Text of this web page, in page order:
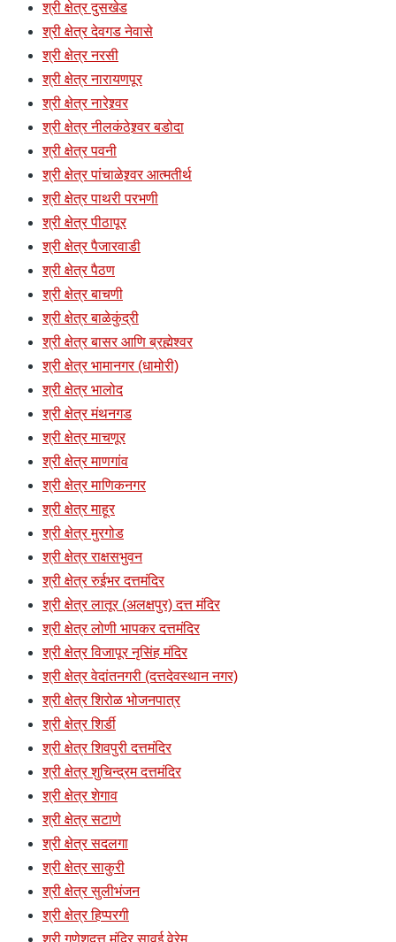
श्री क्षेत्र दुसखेड
श्री क्षेत्र देवगड नेवासे
श्री क्षेत्र नरसी
श्री क्षेत्र नारायणपूर
श्री क्षेत्र नारेश्र्वर
श्री क्षेत्र नीलकंठेश्र्वर बडोदा
श्री क्षेत्र पवनी
श्री क्षेत्र पांचाळेश्र्वर आत्मतीर्थ
श्री क्षेत्र पाथरी परभणी
श्री क्षेत्र पीठापूर
श्री क्षेत्र पैजारवाडी
श्री क्षेत्र पैठण
श्री क्षेत्र बाचणी
श्री क्षेत्र बाळेकुंद्री
श्री क्षेत्र बासर आणि ब्रह्मेश्वर
श्री क्षेत्र भामानगर (धामोरी)
श्री क्षेत्र भालोद
श्री क्षेत्र मंथनगड
श्री क्षेत्र माचणूर
श्री क्षेत्र माणगांव
श्री क्षेत्र माणिकनगर
श्री क्षेत्र माहूर
श्री क्षेत्र मुरगोड
श्री क्षेत्र राक्षसभुवन
श्री क्षेत्र रुईभर दत्तमंदिर
श्री क्षेत्र लातूर (अलक्षपुर) दत्त मंदिर
श्री क्षेत्र लोणी भापकर दत्तमंदिर
श्री क्षेत्र विजापूर नृसिंह मंदिर
श्री क्षेत्र वेदांतनगरी (दत्तदेवस्थान नगर)
श्री क्षेत्र शिरोळ भोजनपात्र
श्री क्षेत्र शिर्डी
श्री क्षेत्र शिवपुरी दत्तमंदिर
श्री क्षेत्र शुचिन्द्रम दत्तमंदिर
श्री क्षेत्र शेगाव
श्री क्षेत्र सटाणे
श्री क्षेत्र सदलगा
श्री क्षेत्र साकुरी
श्री क्षेत्र सुलीभंजन
श्री क्षेत्र हिप्परगी
श्री गणेशदत्त मंदिर सावई वेरेम